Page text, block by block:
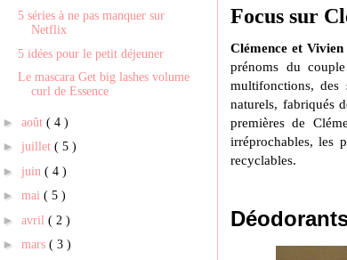
Focus sur
Clémence et Vivien
prénoms du
multifonctions, des
naturels, fabriqués
premières de
irréprochables, les
recyclables.
5 séries à ne pas manquer sur
Netflix
5 idées pour le petit déjeuner
Le mascara Get big lashes volume
curl de Essence
► août ( 4 )
► juillet ( 5 )
► juin ( 4 )
► mai ( 5 )
► avril ( 2 )
► mars ( 3 )